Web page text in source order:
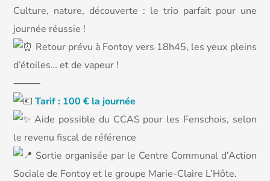
Culture, nature, découverte : le trio parfait pour une
journée réussie !
Retour prévu à Fontoy vers 18h45, les yeux pleins
d’étoiles… et de vapeur !
⸻
Tarif : 100 € la journée
Aide possible du CCAS pour les Fenschois, selon
le revenu fiscal de référence
Sortie organisée par le Centre Communal d’Action
Sociale de Fontoy et le groupe Marie-Claire L’Hôte.